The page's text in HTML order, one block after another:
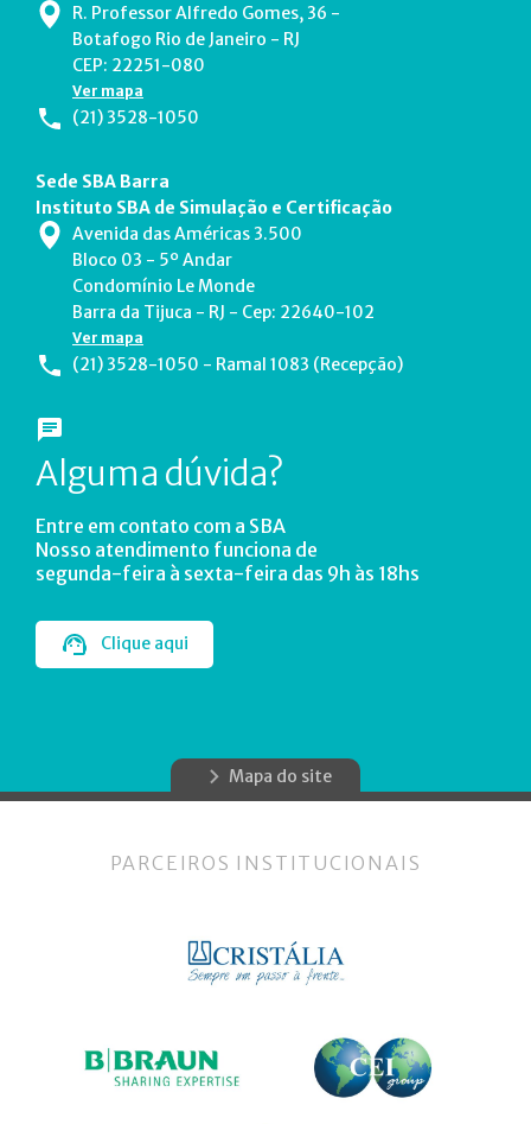
R. Professor Alfredo Gomes, 36 -
Botafogo Rio de Janeiro - RJ
CEP: 22251-080
Ver mapa
(21) 3528-1050
Sede SBA Barra
Instituto SBA de Simulação e Certificação
Avenida das Américas 3.500
Bloco 03 - 5º Andar
Condomínio Le Monde
Barra da Tijuca - RJ - Cep: 22640-102
Ver mapa
(21) 3528-1050 - Ramal 1083 (Recepção)
Alguma dúvida?
Entre em contato com a SBA
Nosso atendimento funciona de
segunda-feira à sexta-feira das 9h às 18hs
Clique aqui
Mapa do site
PARCEIROS INSTITUCIONAIS